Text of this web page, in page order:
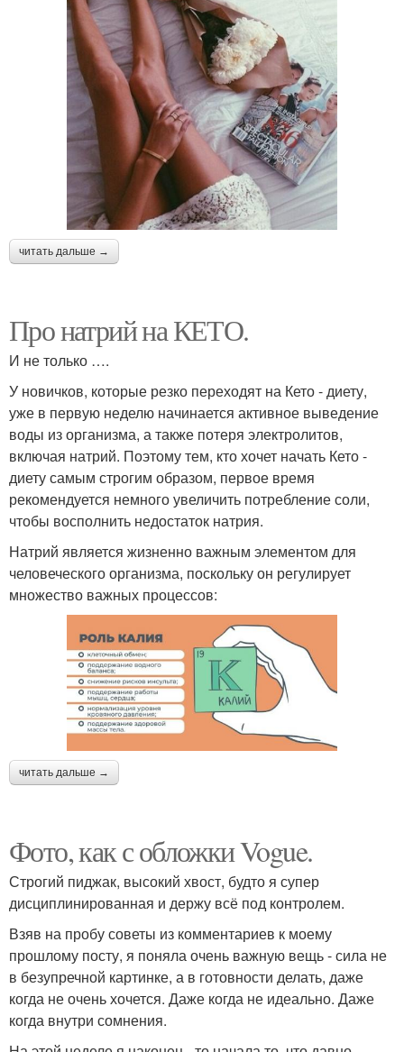
читать дальше →
Про натрий на КЕТО.
И не только ….
У новичков, которые резко переходят на Кето - диету,
уже в первую неделю начинается активное выведение
воды из организма, а также потеря электролитов,
включая натрий. Поэтому тем, кто хочет начать Кето -
диету самым строгим образом, первое время
рекомендуется немного увеличить потребление соли,
чтобы восполнить недостаток натрия.
Натрий является жизненно важным элементом для
человеческого организма, поскольку он регулирует
множество важных процессов:
читать дальше →
Фото, как с обложки Vogue.
Строгий пиджак, высокий хвост, будто я супер
дисциплинированная и держу всё под контролем.
Взяв на пробу советы из комментариев к моему
прошлому посту, я поняла очень важную вещь - сила не
в безупречной картинке, а в готовности делать, даже
когда не очень хочется. Даже когда не идеально. Даже
когда внутри сомнения.